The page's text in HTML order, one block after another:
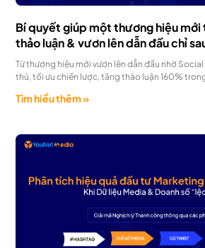
Bí quyết giúp một thương hiệu
thảo luận & vươn lên dẫn đầu chỉ
Từ thương hiệu mới vươn lên dẫn đầu nhờ
thủ, tối ưu chiến lược, tăng thảo luận 160%
Tìm hiểu thêm »